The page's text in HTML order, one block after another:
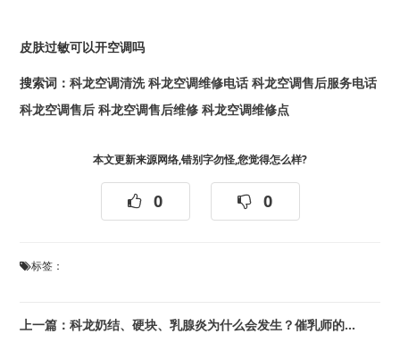
皮肤过敏可以开空调吗
搜索词：科龙空调清洗 科龙空调维修电话 科龙空调售后服务电话
科龙空调售后 科龙空调售后维修 科龙空调维修点
本文更新来源网络,错别字勿怪,您觉得怎么样?
0 0
标签：
上一篇：科龙奶结、硬块、乳腺炎为什么会发生？催乳师的解决原理_奶妈求职网